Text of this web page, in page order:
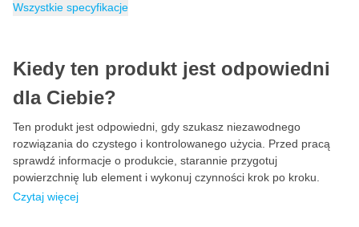
Wszystkie specyfikacje
Kiedy ten produkt jest odpowiedni
dla Ciebie?
Ten produkt jest odpowiedni, gdy szukasz niezawodnego
rozwiązania do czystego i kontrolowanego użycia. Przed pracą
sprawdź informacje o produkcie, starannie przygotuj
powierzchnię lub element i wykonuj czynności krok po kroku.
Czytaj więcej